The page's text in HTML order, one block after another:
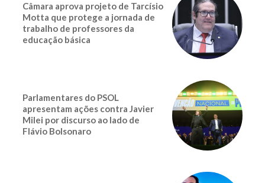
Câmara aprova projeto de Tarcísio
Motta que protege a jornada de
trabalho de professores da
educação básica
Parlamentares do PSOL
apresentam ações contra Javier
Milei por discurso ao lado de
Flávio Bolsonaro